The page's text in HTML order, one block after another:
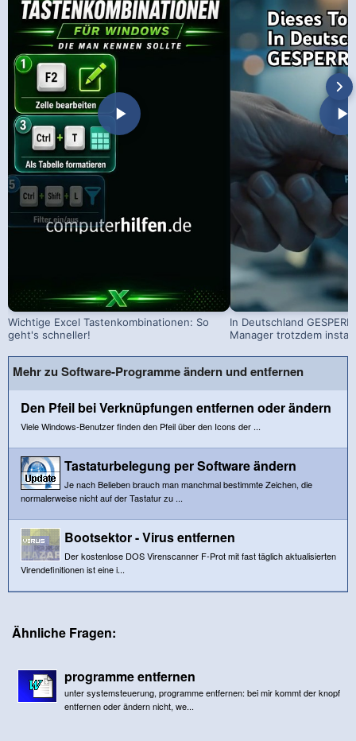
Wichtige Excel Tastenkombinationen: So
geht's schneller!
In Deutschland
Manager trotzdem
Mehr zu Software-Programme ändern und entfernen
Den Pfeil bei Verknüpfungen entfernen oder ändern
Viele Windows-Benutzer finden den Pfeil über den Icons der ...
Tastaturbelegung per Software ändern
Je nach Belieben brauch man manchmal bestimmte Zeichen, die
normalerweise nicht auf der Tastatur zu ...
Bootsektor - Virus entfernen
Der kostenlose DOS Virenscanner F-Prot mit fast täglich aktualisierten
Virendefinitionen ist eine i...
Ähnliche Fragen:
programme entfernen
unter systemsteuerung, programme entfernen: bei mir kommt der knopf
entfernen oder ändern nicht, we...